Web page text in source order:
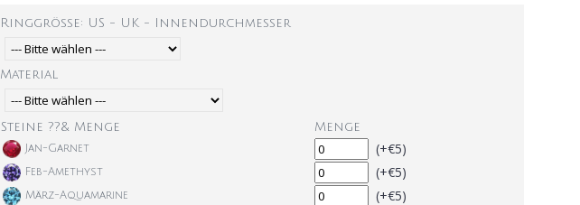
Ringgröße: US - UK - Innendurchmesser
Material
Steine ??& Menge Menge
Jan-Garnet (+€5)
Feb-Amethyst (+€5)
März-Aquamarine (+€5)